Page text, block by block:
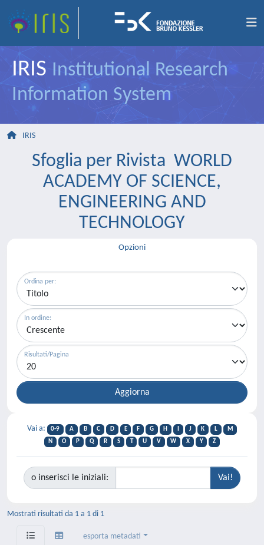
IRIS Institutional Research
Information System
IRIS
Sfoglia per Rivista WORLD
ACADEMY OF SCIENCE,
ENGINEERING AND
TECHNOLOGY
Opzioni
Ordina per:
In ordine:
Risultati/Pagina
Vai a: 0-9 A B C D E F G H J K L
M
N
O P Q R S T U V W X Y Z
o inserisci le iniziali:
Mostrati risultati da 1 a 1 di 1
esporta metadati